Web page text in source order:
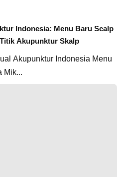
Indonesia: Menu Baru Scalp
Akupunktur Skalp
Peta Mik...